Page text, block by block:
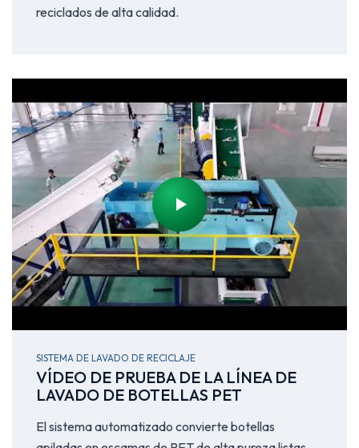
reciclados de alta calidad.
SISTEMA DE LAVADO DE RECICLAJE
VÍDEO DE PRUEBA DE LA LÍNEA DE
LAVADO DE BOTELLAS PET
El sistema automatizado convierte botellas